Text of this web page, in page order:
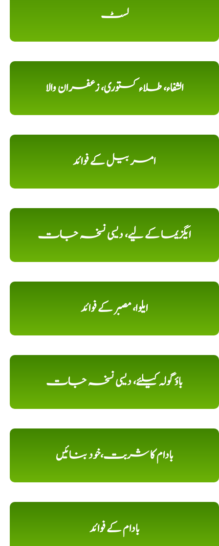
لسٹ
الشفاء، طلاء کستوری، زعفران والا
امر بیل کے فوائد
ایگزیما کے لیے، دیسی نسخہ جات
ایلوا، مصبر کے فوائد
باؤ گولہ کیلئے، دیسی نسخہ جات
بادام کا شربت،خود بنائیں
بادام کے فوائد